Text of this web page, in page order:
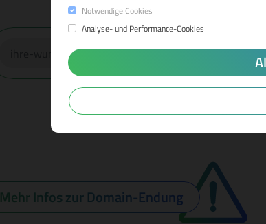
Notwendige Cookies
Analyse- und Performance-Cookies
Jetzt
Mehr Infos zur Domain-Endung